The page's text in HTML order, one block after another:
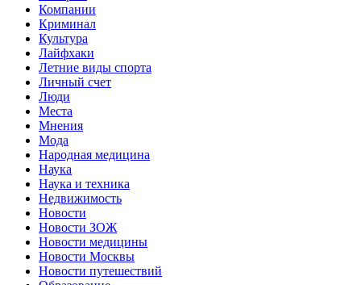
Компании
Криминал
Культура
Лайфхаки
Летние виды спорта
Личный счет
Люди
Места
Мнения
Мода
Народная медицина
Наука
Наука и техника
Недвижимость
Новости
Новости ЗОЖ
Новости медицины
Новости Москвы
Новости путешествий